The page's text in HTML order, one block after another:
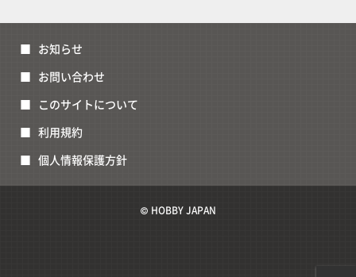
お知らせ
お問い合わせ
このサイトについて
利用規約
個人情報保護方針
© HOBBY JAPAN